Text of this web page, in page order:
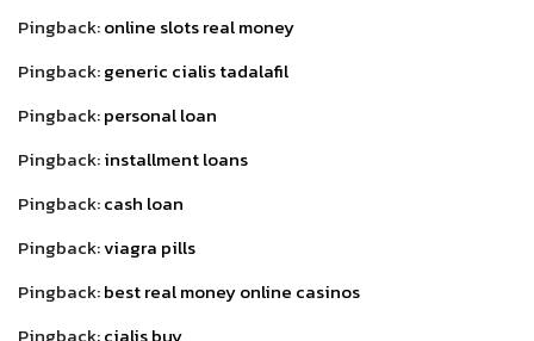
Pingback:online slots real money
Pingback:generic cialis tadalafil
Pingback:personal loan
Pingback:installment loans
Pingback:cash loan
Pingback:viagra pills
Pingback:best real money online casinos
Pingback:cialis buy